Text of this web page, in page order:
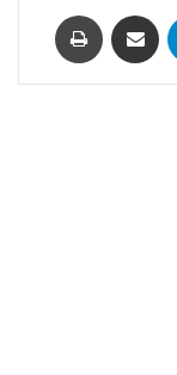
تيلقرام مشاركة عبر البريد